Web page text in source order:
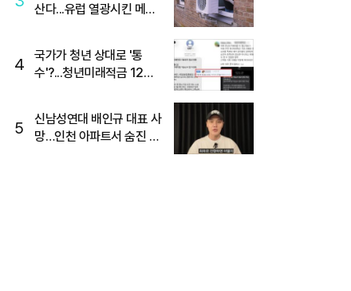
산다...유럽 열광시킨 메이
4
국가가 청년 상대로 '통
수'?...청년미래적금 12%
5
신남성연대 배인규 대표 사
망…인천 아파트서 숨진 채